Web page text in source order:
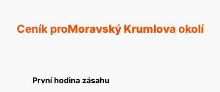
Ceník proMoravský Krumlova okolí
První hodina zásahu